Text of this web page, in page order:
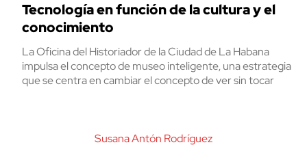
Tecnología en función de la cultura y el
conocimiento
La Oficina del Historiador de la Ciudad de La Habana
impulsa el concepto de museo inteligente, una estrategia
que se centra en cambiar el concepto de ver sin tocar
Susana Antón Rodríguez